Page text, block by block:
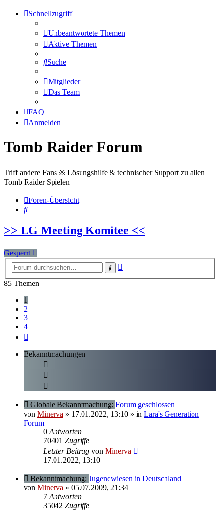
Schnellzugriff
Unbeantwortete Themen
Aktive Themen
Suche
Mitglieder
Das Team
FAQ
Anmelden
Tomb Raider Forum
Triff andere Fans ※ Lösungshilfe & technischer Support zu allen
Tomb Raider Spielen
Foren-Übersicht
Suche
>> LG Meeting Komitee <<
Gesperrt
Suche
85 Themen
1
2
3
4
Bekanntmachungen
Globale Bekanntmachung: Forum geschlossen
von Minerva » 17.01.2022, 13:10 » in Lara's Generation
Forum
0 Antworten
70401 Zugriffe
Letzter Beitrag von Minerva
17.01.2022, 13:10
Bekanntmachung: Jugendwiesen in Deutschland
von Minerva » 05.07.2009, 21:34
7 Antworten
35042 Zugriffe